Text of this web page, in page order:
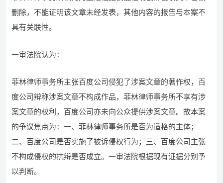
删除，不能证明该文章未经发表，其他内容的报告与本案不
具有关联性。
一审法院认为：
菲林律师事务所主张百度公司侵犯了涉案文章的著作权，百
度公司辩称涉案文章不构成作品，菲林律师事务所不享有涉
案文章的权利，百度公司亦未向公众提供涉案文章。故本案
的争议焦点为：一、菲林律师事务所是否为适格的主体；
二、百度公司是否实施了被诉侵权行为；三、百度公司主张
不构成侵权的抗辩是否成立。一审法院根据现有证据分别予
以判断。